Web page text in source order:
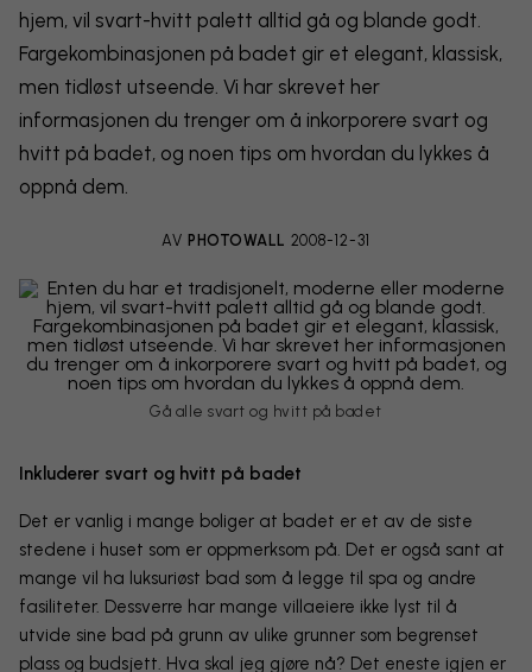
hjem, vil svart-hvitt palett alltid gå og blande godt.
Fargekombinasjonen på badet gir et elegant, klassisk,
men tidløst utseende. Vi har skrevet her
informasjonen du trenger om å inkorporere svart og
hvitt på badet, og noen tips om hvordan du lykkes å
oppnå dem.
AV PHOTOWALL 2008-12-31
Gå alle svart og hvitt på badet
Inkluderer svart og hvitt på badet
Det er vanlig i mange boliger at badet er et av de siste
stedene i huset som er oppmerksom på. Det er også sant at
mange vil ha luksuriøst bad som å legge til spa og andre
fasiliteter. Dessverre har mange villaeiere ikke lyst til å
utvide sine bad på grunn av ulike grunner som begrenset
plass og budsjett. Hva skal jeg gjøre nå? Det eneste igjen er